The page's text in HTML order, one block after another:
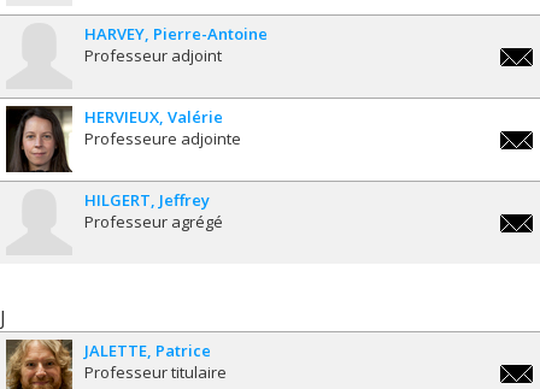
HARVEY Pierre-Antoine
Professeur adjoint
HERVIEUX Valérie
Professeure adjointe
HILGERT Jeffrey
Professeur agrégé
J
JALETTE Patrice
Professeur titulaire